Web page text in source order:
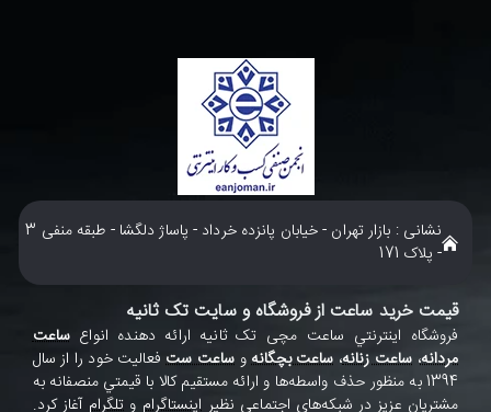
نشانی : بازار تهران - خیابان پانزده خرداد - پاساژ دلگشا - طبقه منفی 3
- پلاک 171
قیمت خرید ساعت از فروشگاه و سایت تک ثانیه
فروشگاه اينترنتي ساعت مچی تک ثانيه ارائه دهنده انواعساعت
مردانه، ساعت زنانه، ساعت بچگانهو ساعت ستفعاليت خود را از سال
1394 به منظور حذف واسطه‌ها و ارائه مستقيم کالا با قيمتي منصفانه به
مشتريان عزيز در شبکه‌هاي اجتماعي نظير اينستاگرام و تلگرام آغاز کرد.